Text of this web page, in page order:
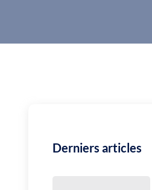
Derniers articles